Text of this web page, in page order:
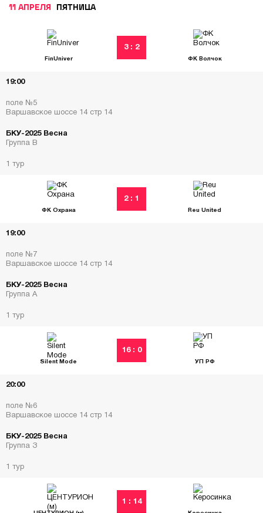
11 АПРЕЛЯ ПЯТНИЦА
19:00
поле №5
Варшавское шоссе 14 стр 14
1 тур
FinUniver
3 : 2
ФК Волчок
БКУ-2025 Весна
Группа В
19:00
поле №7
Варшавское шоссе 14 стр 14
1 тур
ФК Охрана
2 : 1
Reu United
БКУ-2025 Весна
Группа А
20:00
поле №6
Варшавское шоссе 14 стр 14
1 тур
Silent Mode
16 : 0
УП РФ
БКУ-2025 Весна
Группа З
1 : 14